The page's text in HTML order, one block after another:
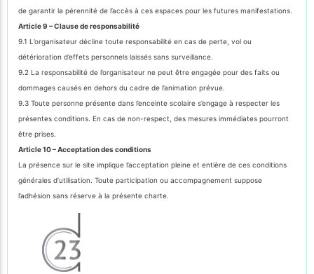
de garantir la pérennité de l’accès à ces espaces pour les futures manifestations.
Article 9 – Clause de responsabilité
9.1 L’organisateur décline toute responsabilité en cas de perte, vol ou
détérioration d’effets personnels laissés sans surveillance.
9.2 La responsabilité de l’organisateur ne peut être engagée pour des faits ou
dommages causés en dehors du cadre de l’animation prévue.
9.3 Toute personne présente dans l’enceinte scolaire s’engage à respecter les
présentes conditions. En cas de non-respect, des mesures immédiates pourront
être prises.
Article 10 – Acceptation des conditions
La présence sur le site implique l’acceptation pleine et entière de ces conditions
générales d’utilisation. Toute participation ou accompagnement suppose
l’adhésion sans réserve à la présente charte.